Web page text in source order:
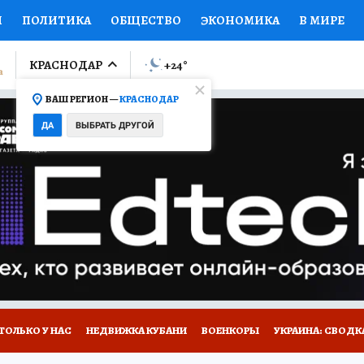
ПОЛИТИКА ОБЩЕСТВО ЭКОНОМИКА В МИРЕ
ПРОИСШЕСТВИЯ
ОТКРЫВАЕМ МИР Я ЗНАЮ СЕМЬЯ ЖЕНСКИЕ
ПРОМОКОДЫ СЕРИАЛЫ
КОЛЛЕКЦИИ КОНКУРСЫ
САЙТЕ
КРАСНОДАР
ВАШ РЕГИОН —КРАСНОДАР
ДА ВЫБРАТЬ ДРУГОЙ
+24°
У НАС НЕДВИЖКА КУБАНИ ВОЕНКОРЫ УКРАИНА: